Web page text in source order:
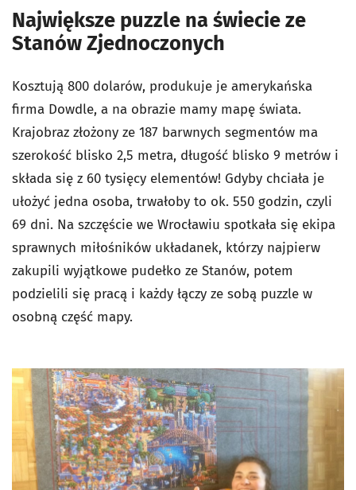
Największe puzzle na świecie ze
Stanów Zjednoczonych
Kosztują 800 dolarów, produkuje je amerykańska
firma Dowdle, a na obrazie mamy mapę świata.
Krajobraz złożony ze 187 barwnych segmentów ma
szerokość blisko 2,5 metra, długość blisko 9 metrów i
składa się z 60 tysięcy elementów! Gdyby chciała je
ułożyć jedna osoba, trwałoby to ok. 550 godzin, czyli
69 dni. Na szczęście we Wrocławiu spotkała się ekipa
sprawnych miłośników układanek, którzy najpierw
zakupili wyjątkowe pudełko ze Stanów, potem
podzielili się pracą i każdy łączy ze sobą puzzle w
osobną część mapy.